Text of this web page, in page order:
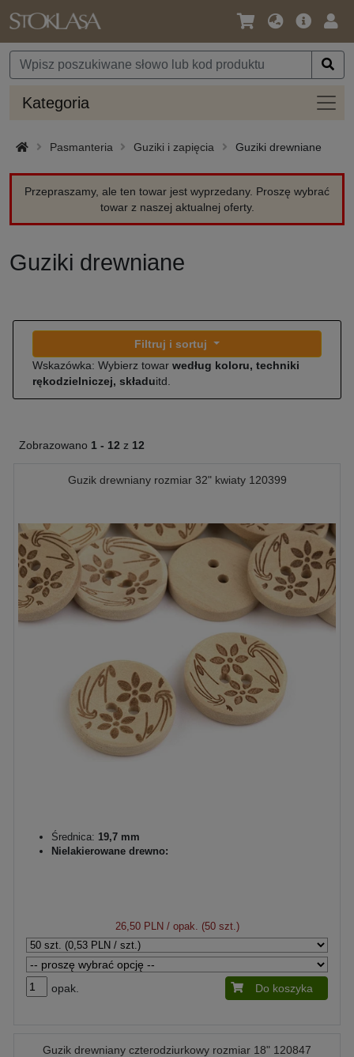
Język
Waluta
Oferta
Kategoria
Pasmanteria Guziki i zapięcia Guziki drewniane
Przepraszamy, ale ten towar jest wyprzedany. Proszę wybrać
towar z naszej aktualnej oferty.
Guziki drewniane
Filtruj i sortuj
Wskazówka: Wybierz towar według koloru, techniki
rękodzielniczej, składuitd.
Zobrazowano 1 - 12 z 12
Guzik drewniany rozmiar 32" kwiaty 120399
Średnica: 19,7 mm
Nielakierowane drewno:
26,50 PLN/ opak. (50 szt.)
opak. Do koszyka
Guzik drewniany czterodziurkowy rozmiar 18" 120847